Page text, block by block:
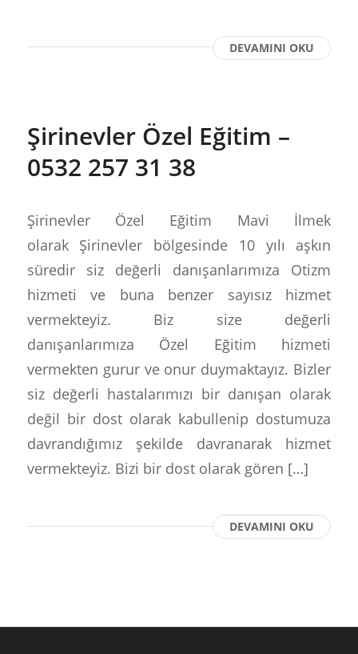
DEVAMINI OKU
Şirinevler Özel Eğitim –
0532 257 31 38
Şirinevler Özel Eğitim Mavi İlmek
olarak Şirinevler bölgesinde 10 yılı aşkın
süredir siz değerli danışanlarımıza Otizm
hizmeti ve buna benzer sayısız hizmet
vermekteyiz. Biz size değerli
danışanlarımıza Özel Eğitim hizmeti
vermekten gurur ve onur duymaktayız. Bizler
siz değerli hastalarımızı bir danışan olarak
değil bir dost olarak kabullenip dostumuza
davrandığımız şekilde davranarak hizmet
vermekteyiz. Bizi bir dost olarak gören […]
DEVAMINI OKU